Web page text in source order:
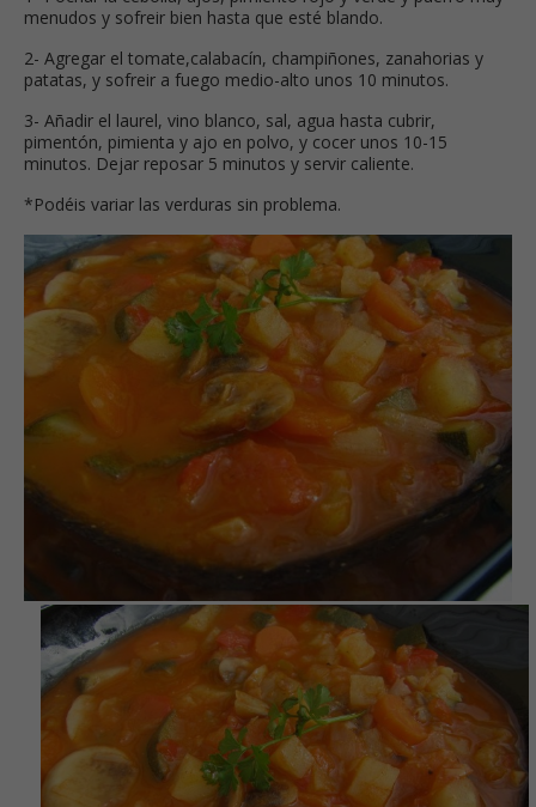
menudos y sofreir bien hasta que esté blando.
2- Agregar el tomate,calabacín, champiñones, zanahorias y
patatas, y sofreir a fuego medio-alto unos 10 minutos.
3- Añadir el laurel, vino blanco, sal, agua hasta cubrir,
pimentón, pimienta y ajo en polvo, y cocer unos 10-15
minutos. Dejar reposar 5 minutos y servir caliente.
*Podéis variar las verduras sin problema.